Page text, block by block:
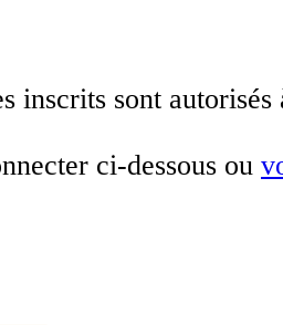
inscrits sont autorisés
ci-dessous ou